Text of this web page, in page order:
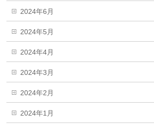
2024年6月
2024年5月
2024年4月
2024年3月
2024年2月
2024年1月